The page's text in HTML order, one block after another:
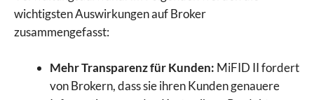
wichtigsten Auswirkungen auf Broker
zusammengefasst:
Mehr Transparenz für Kunden: MiFID II fordert
von Brokern, dass sie ihren Kunden genauere